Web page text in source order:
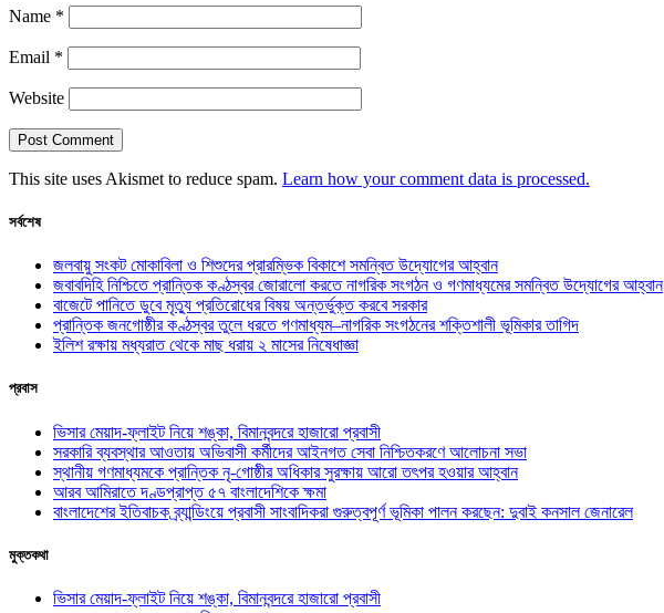
Name *
Email *
Website
This site uses Akismet to reduce spam. Learn how your comment data is processed.
সর্বশেষ
জলবায়ু সংকট মোকাবিলা ও শিশুদের প্রারম্ভিক বিকাশে সমন্বিত উদ্যোগের আহ্বান
জবাবদিহি নিশ্চিতে প্রান্তিক কণ্ঠস্বর জোরালো করতে নাগরিক সংগঠন ও গণমাধ্যমের সমন্বিত উদ্যোগের আহ্বান
বাজেটে পানিতে ডুবে মৃত্যু প্রতিরোধের বিষয় অন্তর্ভুক্ত করবে সরকার
প্রান্তিক জনগোষ্ঠীর কণ্ঠস্বর তুলে ধরতে গণমাধ্যম–নাগরিক সংগঠনের শক্তিশালী ভূমিকার তাগিদ
ইলিশ রক্ষায় মধ্যরাত থেকে মাছ ধরায় ২ মাসের নিষেধাজ্ঞা
প্রবাস
ভিসার মেয়াদ-ফ্লাইট নিয়ে শঙ্কা, বিমানবন্দরে হাজারো প্রবাসী
সরকারি ব্যবস্থার আওতায় অভিবাসী কর্মীদের আইনগত সেবা নিশ্চিতকরণে আলোচনা সভা
স্থানীয় গণমাধ্যমকে প্রান্তিক নৃ-গোষ্ঠীর অধিকার সুরক্ষায় আরো তৎপর হওয়ার আহ্বান
আরব আমিরাতে দণ্ডপ্রাপ্ত ৫৭ বাংলাদেশিকে ক্ষমা
বাংলাদেশের ইতিবাচক ব্র্যান্ডিংয়ে প্রবাসী সাংবাদিকরা গুরুত্বপূর্ণ ভূমিকা পালন করছেন: দুবাই কনসাল জেনারেল
মুক্তকথা
ভিসার মেয়াদ-ফ্লাইট নিয়ে শঙ্কা, বিমানবন্দরে হাজারো প্রবাসী